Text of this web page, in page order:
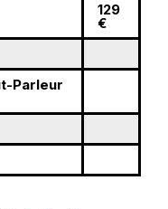
129
€
Parleur